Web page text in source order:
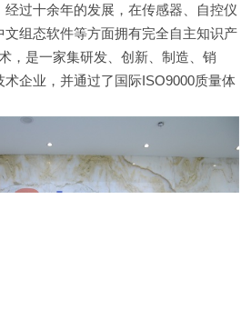
过十余年的发展，在传感器、自控仪
组态软件等方面拥有完全自主知识产
，是一家集研发、创新、制造、销
企业，并通过了国际ISO9000质量体